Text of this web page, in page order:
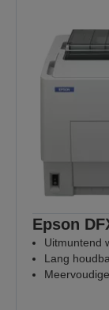
Epson
Uitmuntend
Lang